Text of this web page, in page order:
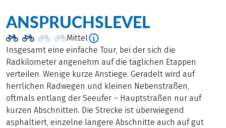
ANSPRUCHSLEVEL
Mittel
Insgesamt eine einfache Tour, bei der sich die
Radkilometer angenehm auf die täglichen Etappen
verteilen. Wenige kurze Anstiege. Geradelt wird auf
herrlichen Radwegen und kleinen Nebenstraßen,
oftmals entlang der Seeufer – Hauptstraßen nur auf
kurzen Abschnitten. Die Strecke ist überwiegend
asphaltiert, einzelne längere Abschnitte auch auf gut